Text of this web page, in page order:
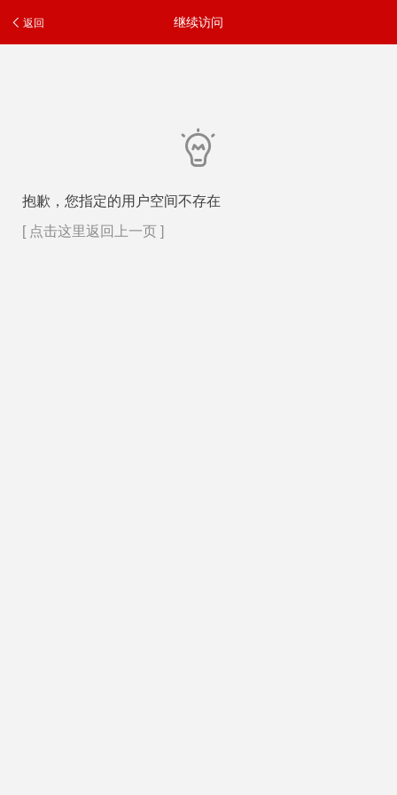
返回 继续访问
抱歉，您指定的用户空间不存在
[ 点击这里返回上一页 ]